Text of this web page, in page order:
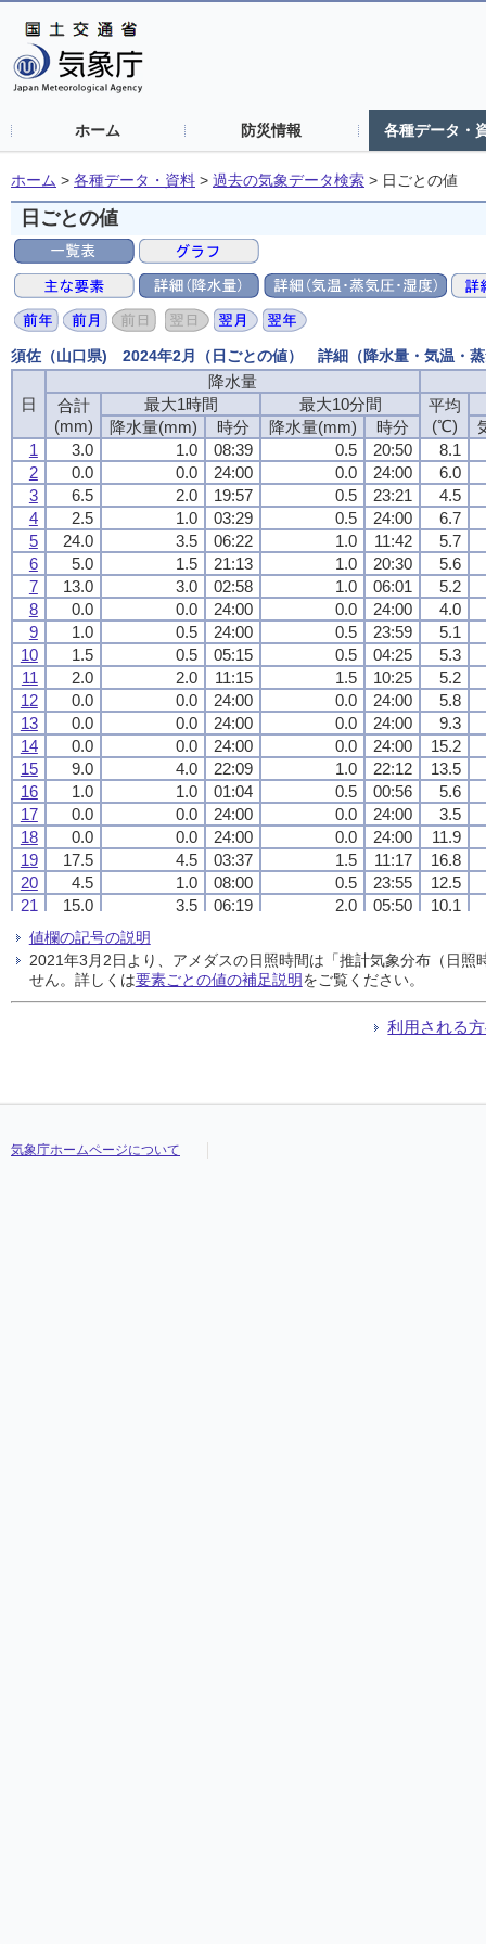
ホーム 防災情報 各種データ・
ホーム > 各種データ・資料 > 過去の気象データ検索 > 日ごとの値
日ごとの値
須佐（山口県) 2024年2月（日ごとの値） 詳細（降水量・気温・蒸
日
降水量
合計
(mm)
最大1時間 最大10分間
平均
(℃)
降水量(mm) 時分 降水量(mm) 時分
1
3.0 1.0 08:39 0.5 20:50
8.1
2
0.0 0.0 24:00 0.0 24:00
6.0
3
6.5 2.0 19:57 0.5 23:21
4.5
4
2.5 1.0 03:29 0.5 24:00
6.7
5
24.0 3.5 06:22 1.0 11:42
5.7
6
5.0 1.5 21:13 1.0 20:30
5.6
7
13.0 3.0 02:58 1.0 06:01
5.2
8
0.0 0.0 24:00 0.0 24:00
4.0
9
1.0 0.5 24:00 0.5 23:59
5.1
10
1.5 0.5 05:15 0.5 04:25
5.3
11
2.0 2.0 11:15 1.5 10:25
5.2
12
0.0 0.0 24:00 0.0 24:00
5.8
13
0.0 0.0 24:00 0.0 24:00
9.3
14
0.0 0.0 24:00 0.0 24:00
15.2
15
9.0 4.0 22:09 1.0 22:12
13.5
16
1.0 1.0 01:04 0.5 00:56
5.6
17
0.0 0.0 24:00 0.0 24:00
3.5
18
0.0 0.0 24:00 0.0 24:00
11.9
19
17.5 4.5 03:37 1.5 11:17
16.8
20
4.5 1.0 08:00 0.5 23:55
12.5
21
15.0 3.5 06:19 2.0 05:50
10.1
22
7.5
23
7.0 2.5 14:08 1.0 14:12
5.6
24
0.0 0.0 24:00 0.0 24:00
5.4
08:42
6.5
日
降水量
合計
(mm)
最大1時間 最大10分間
平均
(℃)
降水量(mm) 時分 降水量(mm) 時分
1
3.0 1.0 08:39 0.5 20:50
8.1
2
0.0 0.0 24:00 0.0 24:00
6.0
3
6.5 2.0 19:57 0.5 23:21
4.5
4
2.5 1.0 03:29 0.5 24:00
6.7
5
24.0 3.5 06:22 1.0 11:42
5.7
6
5.0 1.5 21:13 1.0 20:30
5.6
7
13.0 3.0 02:58 1.0 06:01
5.2
8
0.0 0.0 24:00 0.0 24:00
4.0
9
1.0 0.5 24:00 0.5 23:59
5.1
10
1.5 0.5 05:15 0.5 04:25
5.3
11
2.0 2.0 11:15 1.5 10:25
5.2
12
0.0 0.0 24:00 0.0 24:00
5.8
13
0.0 0.0 24:00 0.0 24:00
9.3
14
0.0 0.0 24:00 0.0 24:00
15.2
15
9.0 4.0 22:09 1.0 22:12
13.5
16
1.0 1.0 01:04 0.5 00:56
5.6
17
0.0 0.0 24:00 0.0 24:00
3.5
18
0.0 0.0 24:00 0.0 24:00
11.9
19
17.5 4.5 03:37 1.5 11:17
16.8
20
4.5 1.0 08:00 0.5 23:55
12.5
21
15.0 3.5 06:19 2.0 05:50
10.1
22
7.5
23
7.0 2.5 14:08 1.0 14:12
5.6
24
0.0 0.0 24:00 0.0 24:00
5.4
08:42
6.5
日
降水量
合計
(mm)
最大1時間 最大10分間
平均
(℃)
降水量(mm) 時分 降水量(mm) 時分
1
3.0 1.0 08:39 0.5 20:50
8.1
2
0.0 0.0 24:00 0.0 24:00
6.0
3
6.5 2.0 19:57 0.5 23:21
4.5
4
2.5 1.0 03:29 0.5 24:00
6.7
5
24.0 3.5 06:22 1.0 11:42
5.7
6
5.0 1.5 21:13 1.0 20:30
5.6
7
13.0 3.0 02:58 1.0 06:01
5.2
8
0.0 0.0 24:00 0.0 24:00
4.0
9
1.0 0.5 24:00 0.5 23:59
5.1
10
1.5 0.5 05:15 0.5 04:25
5.3
11
2.0 2.0 11:15 1.5 10:25
5.2
12
0.0 0.0 24:00 0.0 24:00
5.8
13
0.0 0.0 24:00 0.0 24:00
9.3
14
0.0 0.0 24:00 0.0 24:00
15.2
15
9.0 4.0 22:09 1.0 22:12
13.5
16
1.0 1.0 01:04 0.5 00:56
5.6
17
0.0 0.0 24:00 0.0 24:00
3.5
18
0.0 0.0 24:00 0.0 24:00
11.9
19
17.5 4.5 03:37 1.5 11:17
16.8
20
4.5 1.0 08:00 0.5 23:55
12.5
21
15.0 3.5 06:19 2.0 05:50
10.1
22
7.5
23
7.0 2.5 14:08 1.0 14:12
5.6
24
0.0 0.0 24:00 0.0 24:00
5.4
08:42
6.5
日
降水量
合計
(mm)
最大1時間 最大10分間
平均
(℃)
降水量(mm) 時分 降水量(mm) 時分
1
3.0 1.0 08:39 0.5 20:50
8.1
2
0.0 0.0 24:00 0.0 24:00
6.0
3
6.5 2.0 19:57 0.5 23:21
4.5
4
2.5 1.0 03:29 0.5 24:00
6.7
5
24.0 3.5 06:22 1.0 11:42
5.7
6
5.0 1.5 21:13 1.0 20:30
5.6
7
13.0 3.0 02:58 1.0 06:01
5.2
8
0.0 0.0 24:00 0.0 24:00
4.0
9
1.0 0.5 24:00 0.5 23:59
5.1
10
1.5 0.5 05:15 0.5 04:25
5.3
11
2.0 2.0 11:15 1.5 10:25
5.2
12
0.0 0.0 24:00 0.0 24:00
5.8
13
0.0 0.0 24:00 0.0 24:00
9.3
14
0.0 0.0 24:00 0.0 24:00
15.2
15
9.0 4.0 22:09 1.0 22:12
13.5
16
1.0 1.0 01:04 0.5 00:56
5.6
17
0.0 0.0 24:00 0.0 24:00
3.5
18
0.0 0.0 24:00 0.0 24:00
11.9
19
17.5 4.5 03:37 1.5 11:17
16.8
20
4.5 1.0 08:00 0.5 23:55
12.5
21
15.0 3.5 06:19 2.0 05:50
10.1
22
7.5
23
7.0 2.5 14:08 1.0 14:12
5.6
24
0.0 0.0 24:00 0.0 24:00
5.4
08:42
6.5
値欄の記号の説明
2021年3月2日より、アメダスの日照時間は「推計気象分布（日
せん。詳しくは要素ごとの値の補足説明をご覧ください。
利用される
気象庁ホームページについて